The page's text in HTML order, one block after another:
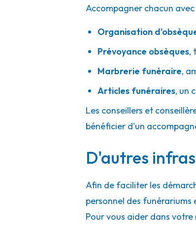
Accompagner chacun
Organisation
Prévoyance obsèques,
Marbrerie funéraire,
Articles funéraires, un
Les conseillers et
bénéficier d'un
D'autres
Afin de faciliter les
personnel des funérariums
Pour vous aider dans